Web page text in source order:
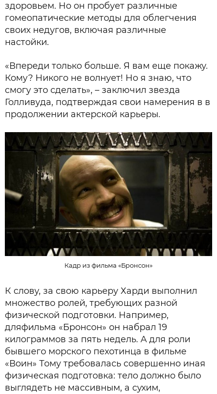
здоровьем. Но он пробует различные
гомеопатические методы для облегчения
своих недугов, включая различные
настойки.
«Впереди только больше. Я вам еще покажу.
Кому? Никого не волнует! Но я знаю, что
смогу это сделать», – заключил звезда
Голливуда, подтверждая свои намерения в в
продолжении актерской карьеры.
Кадр из фильма «Бронсон»
К слову, за свою карьеру Харди выполнил
множество ролей, требующих разной
физической подготовки. Например,
дляфильма «Бронсон» он набрал 19
килограммов за пять недель. А для роли
бывшего морского пехотинца в фильме
«Воин» Тому требовалась совершенно иная
физическая подготовка: тело должно было
выглядеть не массивным, а сухим,